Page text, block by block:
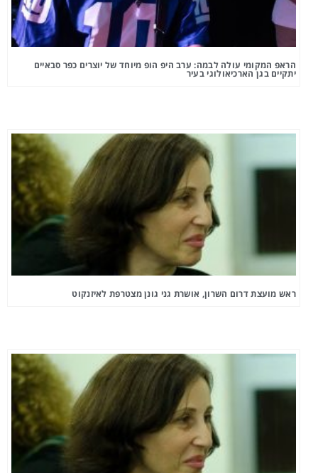
הראפ המקומי עולה לבמה: ערב היפ הופ מיוחד של יוצרים כפר סבאיים
יתקיים בגן הארכיאולוגי בעיר
ראש מועצת דרום השרון, אושרת גני גונן מצטרפת לאיזנקוט